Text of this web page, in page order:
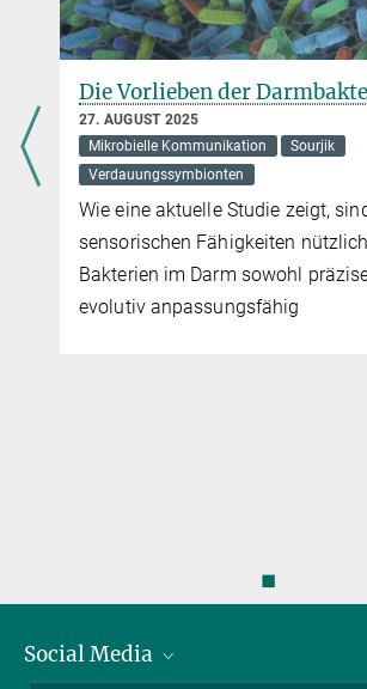
Die Vorlieben der
27. AUGUST 2025
Mikrobielle Kommunikation
Sourjik
Verdauungssymbionten
Wie eine aktuelle Studie zeigt,
sensorischen Fähigkeiten
Bakterien im Darm sowohl
evolutiv anpassungsfähig
◼
Social Media